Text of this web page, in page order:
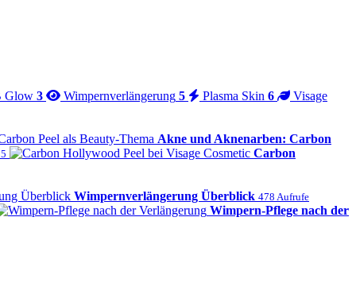
Glow 3 Wimpernverlängerung 5 Plasma Skin 6 Visage
Akne und Aknenarben: Carbon
Carbon
Wimpernverlängerung Überblick 478 Aufrufe
Wimpern-Pflege nach der